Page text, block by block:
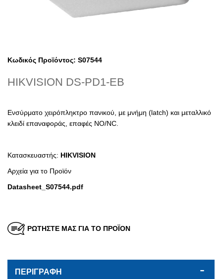
Κωδικός Προϊόντος: S07544
HIKVISION DS-PD1-EB
Ενσύρματο χειρόπληκτρο πανικού, με μνήμη (latch) και μεταλλικό
κλειδί επαναφοράς, επαφές NO/NC.
Κατασκευαστής: HIKVISION
Αρχεία για τo Προϊόν
Datasheet_S07544.pdf
ΡΩΤΗΣΤΕ ΜΑΣ ΓΙΑ ΤΟ ΠΡΟΪΟΝ
ΠΕΡΙΓΡΑΦΗ